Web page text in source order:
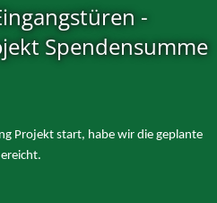
-
Spendensumme
Projekt start, habe wir die geplante